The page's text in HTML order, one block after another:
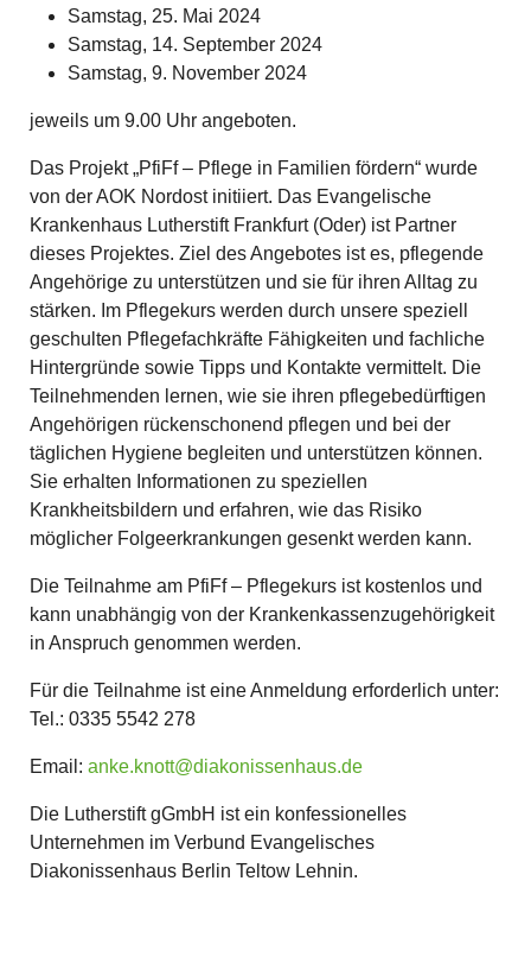
Samstag, 25. Mai 2024
Samstag, 14. September 2024
Samstag, 9. November 2024
jeweils um 9.00 Uhr angeboten.
Das Projekt „PfiFf – Pflege in Familien fördern“ wurde
von der AOK Nordost initiiert. Das Evangelische
Krankenhaus Lutherstift Frankfurt (Oder) ist Partner
dieses Projektes. Ziel des Angebotes ist es, pflegende
Angehörige zu unterstützen und sie für ihren Alltag zu
stärken. Im Pflegekurs werden durch unsere speziell
geschulten Pflegefachkräfte Fähigkeiten und fachliche
Hintergründe sowie Tipps und Kontakte vermittelt. Die
Teilnehmenden lernen, wie sie ihren pflegebedürftigen
Angehörigen rückenschonend pflegen und bei der
täglichen Hygiene begleiten und unterstützen können.
Sie erhalten Informationen zu speziellen
Krankheitsbildern und erfahren, wie das Risiko
möglicher Folgeerkrankungen gesenkt werden kann.
Die Teilnahme am PfiFf – Pflegekurs ist kostenlos und
kann unabhängig von der Krankenkassenzugehörigkeit
in Anspruch genommen werden.
Für die Teilnahme ist eine Anmeldung erforderlich unter:
Tel.: 0335 5542 278
Email: anke.knott diakonissenhaus de
Die Lutherstift gGmbH ist ein konfessionelles
Unternehmen im Verbund Evangelisches
Diakonissenhaus Berlin Teltow Lehnin.